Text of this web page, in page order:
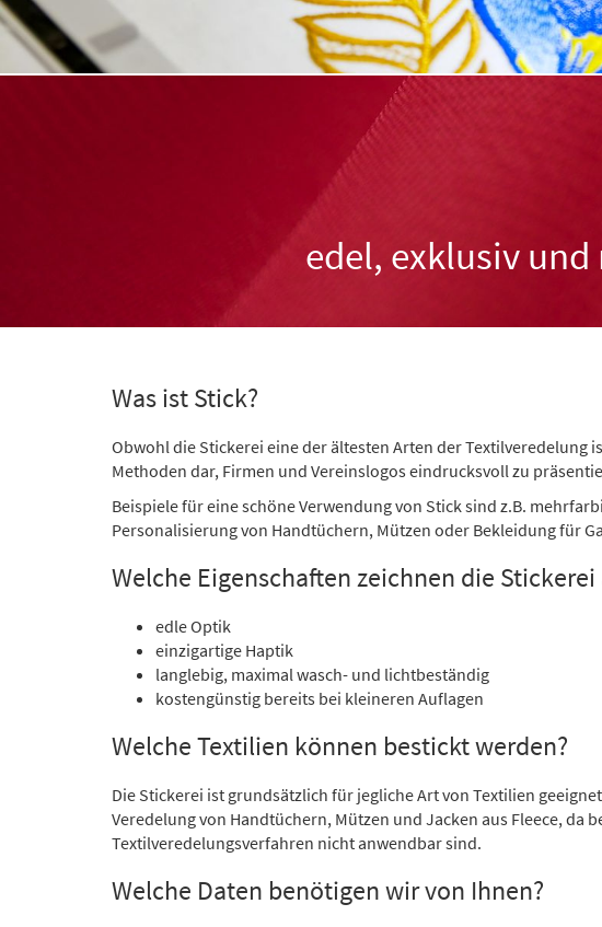
edel, exklusiv
Was ist Stick?
Obwohl die Stickerei eine der ältesten Arten der Textilveredelung
Methoden dar, Firmen und Vereinslogos eindrucksvoll zu
Beispiele für eine schöne Verwendung von Stick sind z.B.
Personalisierung von Handtüchern, Mützen oder Bekleidung für
Welche Eigenschaften zeichnen die Stickerei
edle Optik
einzigartige Haptik
langlebig, maximal wasch- und lichtbeständig
kostengünstig bereits bei kleineren Auflagen
Welche Textilien können bestickt werden?
Die Stickerei ist grundsätzlich für jegliche Art von Textilien
Veredelung von Handtüchern, Mützen und Jacken aus Fleece, da
Textilveredelungsverfahren nicht anwendbar sind.
Welche Daten benötigen wir von Ihnen?